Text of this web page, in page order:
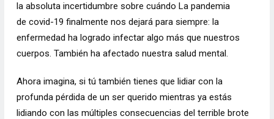
la absoluta incertidumbre sobre cuándo La pandemia
de covid-19 finalmente nos dejará para siempre: la
enfermedad ha logrado infectar algo más que nuestros
cuerpos. También ha afectado nuestra salud mental.
Ahora imagina, si tú también tienes que lidiar con la
profunda pérdida de un ser querido mientras ya estás
lidiando con las múltiples consecuencias del terrible brote